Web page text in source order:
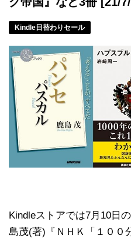
Kindle日替わりセール
Kindleストアでは7月10日
島茂(著)『ＮＨＫ「１０